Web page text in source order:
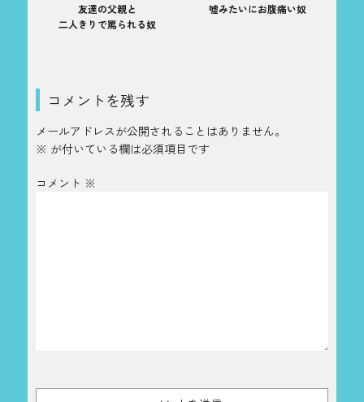
友達の父親と
二人きりで罵られる奴
嘘みたいにお腹痛い奴
コメントを残す
メールアドレスが公開されることはありません。
※ が付いている欄は必須項目です
コメント ※